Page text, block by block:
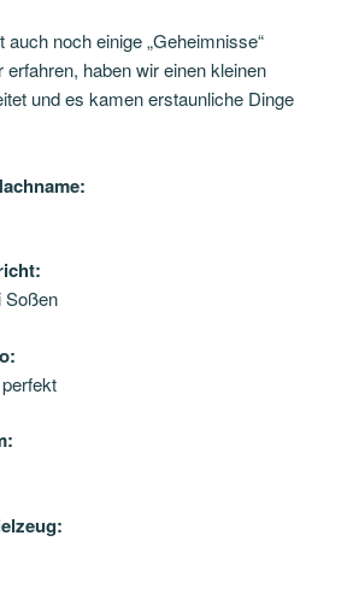
auch noch einige „Geheimnisse“
erfahren, haben wir einen kleinen
und es kamen erstaunliche Dinge
Soßen